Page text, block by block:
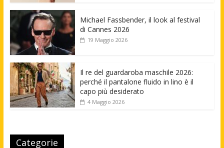
Michael Fassbender, il look al festival
di Cannes 2026
19 Maggio 2026
Il re del guardaroba maschile 2026:
perché il pantalone fluido in lino è il
capo più desiderato
4 Maggio 2026
Categorie